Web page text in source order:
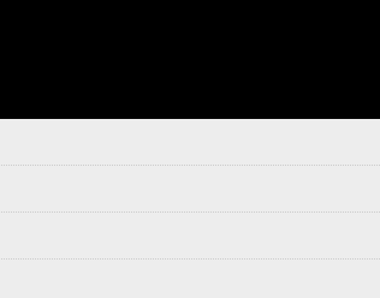
ラー）
カラー）